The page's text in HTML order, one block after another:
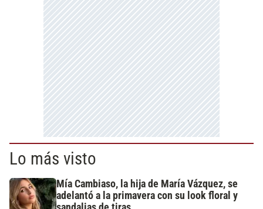
Lo más visto
Mía Cambiaso, la hija de María Vázquez, se
adelantó a la primavera con su look floral y